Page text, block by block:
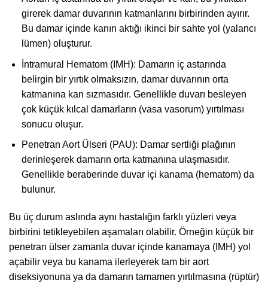
girerek damar duvarının katmanlarını birbirinden ayırır.
Bu damar içinde kanın aktığı ikinci bir sahte yol (yalancı
lümen) oluşturur.
İntramural Hematom (IMH): Damarın iç astarında
belirgin bir yırtık olmaksızın, damar duvarının orta
katmanına kan sızmasıdır. Genellikle duvarı besleyen
çok küçük kılcal damarların (vasa vasorum) yırtılması
sonucu oluşur.
Penetran Aort Ülseri (PAU): Damar sertliği plağının
derinleşerek damarın orta katmanına ulaşmasıdır.
Genellikle beraberinde duvar içi kanama (hematom) da
bulunur.
Bu üç durum aslında aynı hastalığın farklı yüzleri veya
birbirini tetikleyebilen aşamaları olabilir. Örneğin küçük bir
penetran ülser zamanla duvar içinde kanamaya (IMH) yol
açabilir veya bu kanama ilerleyerek tam bir aort
diseksiyonuna ya da damarın tamamen yırtılmasına (rüptür)